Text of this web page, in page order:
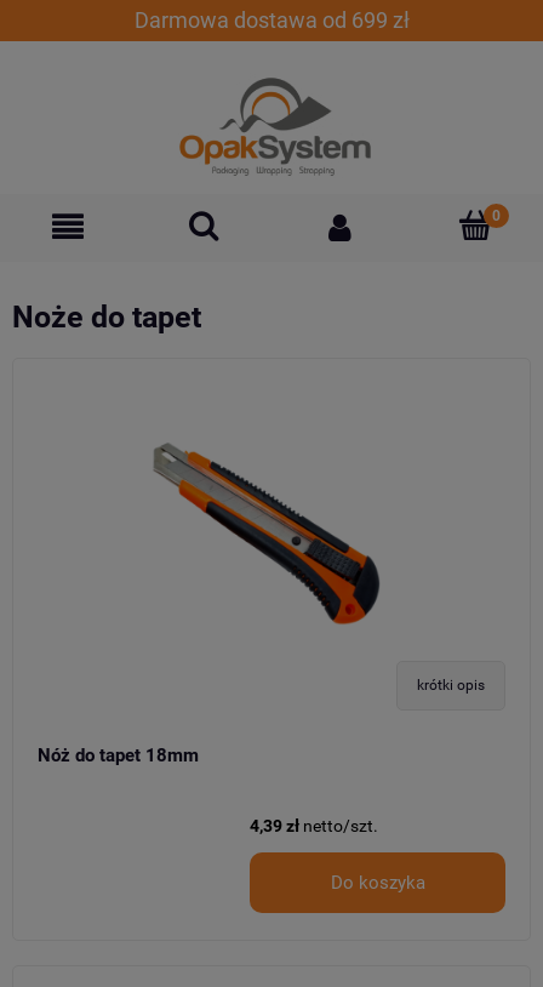
Darmowa dostawa od 699 zł
Noże do tapet
krótki opis
Nóż do tapet 18mm
4,39 zł netto/szt.
Do koszyka